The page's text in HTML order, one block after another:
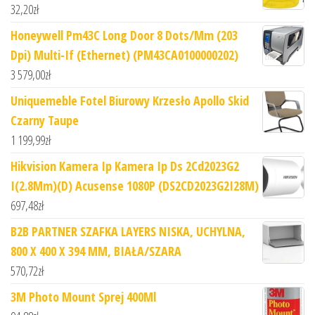
32,20zł
Honeywell Pm43C Long Door 8 Dots/Mm (203
Dpi) Multi-If (Ethernet) (PM43CA0100000202)
3 579,00zł
Uniquemeble Fotel Biurowy Krzesło Apollo Skid
Czarny Taupe
1 199,99zł
Hikvision Kamera Ip Kamera Ip Ds 2Cd2023G2
I(2.8Mm)(D) Acusense 1080P (DS2CD2023G2I28M)
697,48zł
B2B PARTNER SZAFKA LAYERS NISKA, UCHYLNA,
800 X 400 X 394 MM, BIAŁA/SZARA
570,72zł
3M Photo Mount Sprej 400Ml